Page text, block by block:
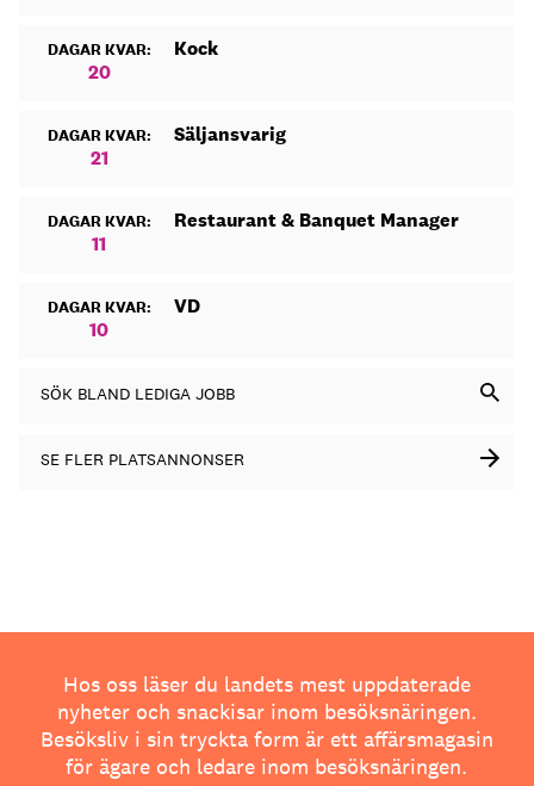
DAGAR KVAR:
20
Kock
DAGAR KVAR:
21
Säljansvarig
DAGAR KVAR:
11
Restaurant & Banquet Manager
DAGAR KVAR:
10
VD
SÖK BLAND LEDIGA JOBB
SE FLER PLATSANNONSER
Hos oss läser du landets mest uppdaterade
nyheter och snackisar inom besöksnäringen.
Besöksliv i sin tryckta form är ett affärsmagasin
för ägare och ledare inom besöksnäringen.